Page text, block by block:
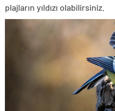
plajların yıldızı olabilirsiniz.